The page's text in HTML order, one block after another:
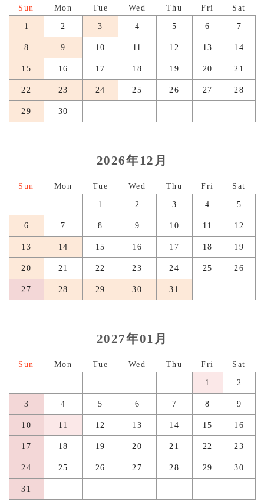
1 2 3 4 5 6 7
8 9 10 11 12 13 14
15 16 17 18 19 20 21
22 23 24 25 26 27 28
29 30
2026年12月
1 2 3 4 5
6 7 8 9 10 11 12
13 14 15 16 17 18 19
20 21 22 23 24 25 26
27 28 29 30 31
2027年01月
1 2
3 4 5 6 7 8 9
10 11 12 13 14 15 16
17 18 19 20 21 22 23
24 25 26 27 28 29 30
31